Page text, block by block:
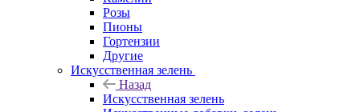
Розы
Пионы
Гортензии
Другие
Искусственная зелень
Назад
Искусственная зелень